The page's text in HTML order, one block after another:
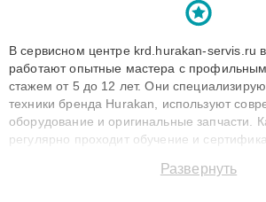
В сервисном центре krd.hurakan-servis.ru
работают опытные мастера с
стажем от 5 до 12 лет. Они
техники бренда Hurakan, используют
оборудование и оригинальные запчасти.
регулярно проходит обучение и
технику с сохранением гарантии до 3 лет.
Развернуть